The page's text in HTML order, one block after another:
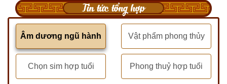
Tin tức tổng hợp
Âm dương ngũ hành Vật phẩm phong thủy
Chọn sim hợp tuổi Phong thuỷ hợp tuổi